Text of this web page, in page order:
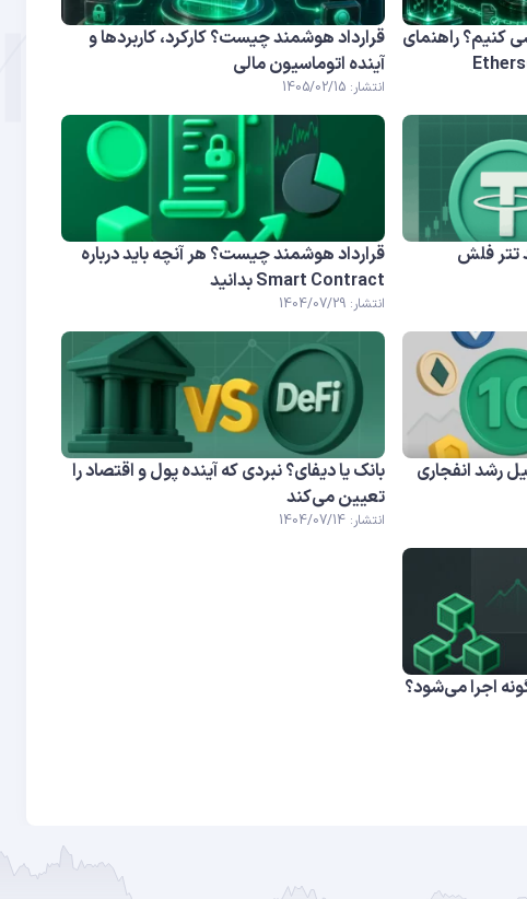
کنیم؟ راهنمای
قرارداد هوشمند چیست؟ کارکرد، کاربردها و
آینده اتوماسیون مالی
انتشار: 1405/02/15
فلش
قرارداد هوشمند چیست؟ هر آنچه باید درباره
Smart Contract بدانید
انتشار: 1404/07/29
رشد انفجاری
بانک یا دیفای؟ نبردی که آینده پول و اقتصاد را
تعیین می‌کند
انتشار: 1404/07/14
اجرا می‌شود؟